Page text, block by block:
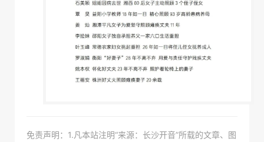
免责声明：1.凡本站注明“来源：长沙开音”所载的文章、图